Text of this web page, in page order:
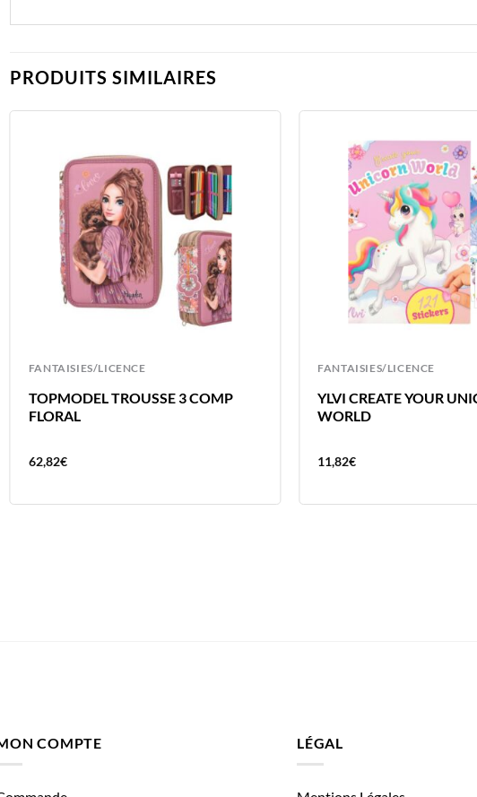
PRODUITS SIMILAIRES
FANTAISIES/LICENCE
TOPMODEL TROUSSE 3 COMP
FLORAL
62,82€
FANTAISIES/LICENCE
YLVI CREATE YOUR
WORLD
11,82€
COMPTE LÉGAL